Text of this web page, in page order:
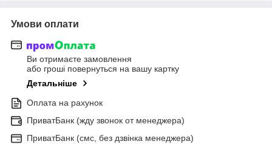
Умови оплати
Ви отримаєте замовлення
або гроші повернуться на вашу картку
Детальніше
Оплата на рахунок
ПриватБанк (жду звонок от менеджера)
ПриватБанк (смс, без дзвінка менеджера)